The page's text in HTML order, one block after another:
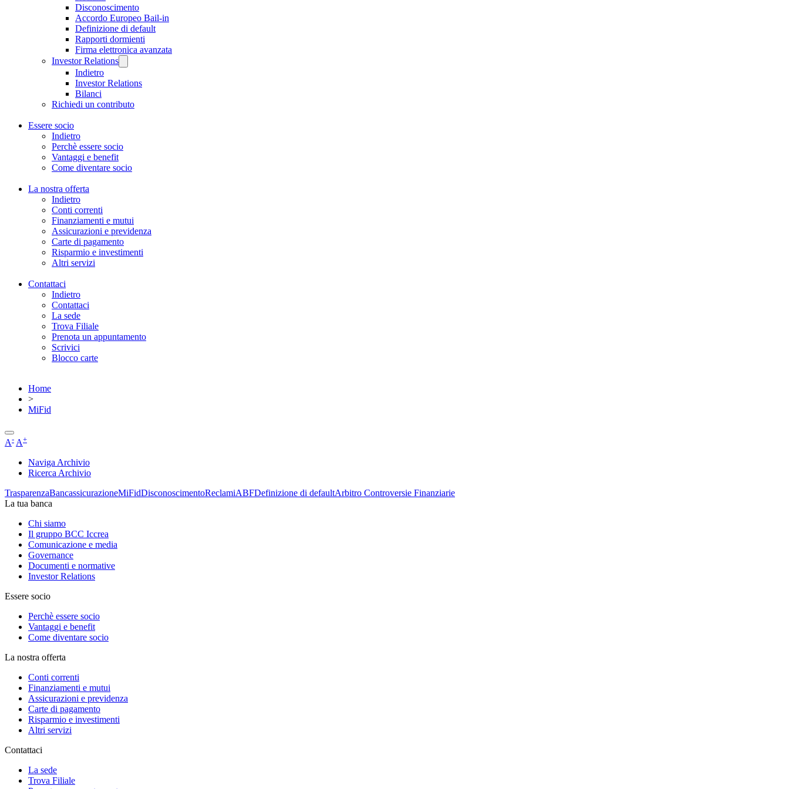
Disconoscimento
Accordo Europeo Bail-in
Definizione di default
Rapporti dormienti
Firma elettronica avanzata
Investor Relations
Indietro
Investor Relations
Bilanci
Richiedi un contributo
Essere socio
Indietro
Perchè essere socio
Vantaggi e benefit
Come diventare socio
La nostra offerta
Indietro
Conti correnti
Finanziamenti e mutui
Assicurazioni e previdenza
Carte di pagamento
Risparmio e investimenti
Altri servizi
Contattaci
Indietro
Contattaci
La sede
Trova Filiale
Prenota un appuntamento
Scrivici
Blocco carte
Home
>
MiFid
A- A+
Naviga Archivio
Ricerca Archivio
TrasparenzaBancassicurazioneMiFidDisconoscimentoReclamiABFDefinizione di defaultArbitro Controversie Finanziarie
La tua banca
Chi siamo
Il gruppo BCC Iccrea
Comunicazione e media
Governance
Documenti e normative
Investor Relations
Essere socio
Perchè essere socio
Vantaggi e benefit
Come diventare socio
La nostra offerta
Conti correnti
Finanziamenti e mutui
Assicurazioni e previdenza
Carte di pagamento
Risparmio e investimenti
Altri servizi
Contattaci
La sede
Trova Filiale